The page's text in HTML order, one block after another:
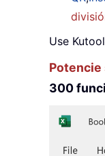
Use
Potencie
300